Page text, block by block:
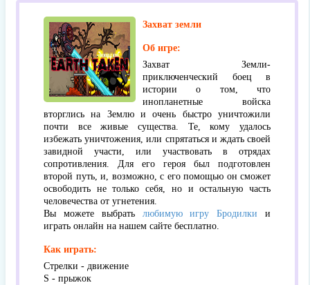
Захват земли
Об игре:
Захват Земли-
приключенческий боец ​​в
истории о том, что
инопланетные войска
вторглись на Землю и очень быстро уничтожили
почти все живые существа. Те, кому удалось
избежать уничтожения, или спрятаться и ждать своей
завидной участи, или участвовать в отрядах
сопротивления. Для его героя был подготовлен
второй путь, и, возможно, с его помощью он сможет
освободить не только себя, но и остальную часть
человечества от угнетения.
Вы можете выбрать любимую игру Бродилки и
играть онлайн на нашем сайте бесплатно.
Как играть:
Стрелки - движение
S - прыжок